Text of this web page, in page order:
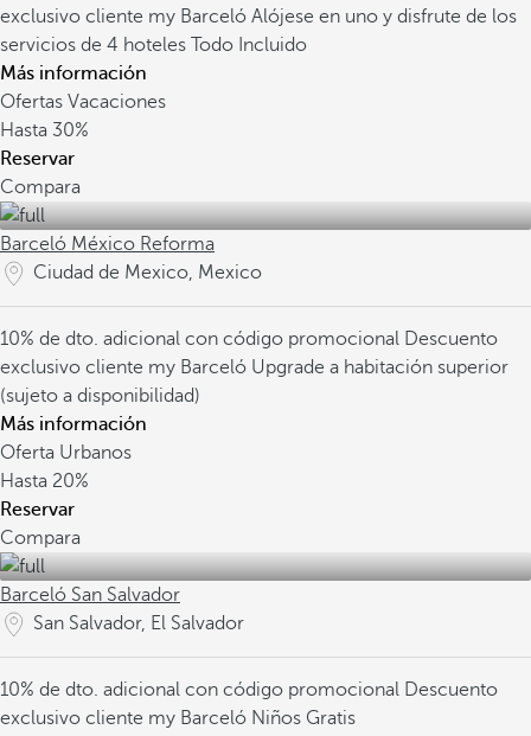
exclusivo cliente my Barceló Alójese en uno y disfrute de los
servicios de 4 hoteles Todo Incluido
Más información
Ofertas Vacaciones
Hasta 30%
Reservar
Compara
Barceló México Reforma
Ciudad de Mexico, Mexico
10% de dto. adicional con código promocional Descuento
exclusivo cliente my Barceló Upgrade a habitación superior
(sujeto a disponibilidad)
Más información
Oferta Urbanos
Hasta 20%
Reservar
Compara
Barceló San Salvador
San Salvador, El Salvador
10% de dto. adicional con código promocional Descuento
exclusivo cliente my Barceló Niños Gratis